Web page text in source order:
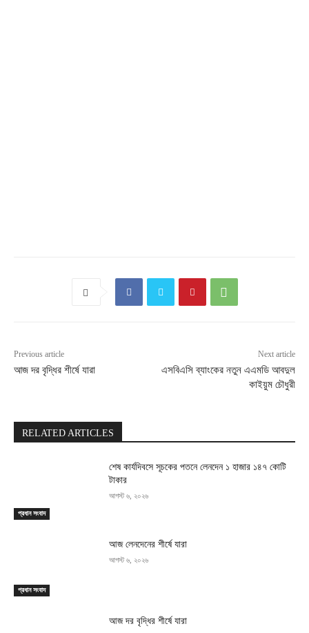
Previous article
আজ দর বৃদ্ধির শীর্ষে যারা
Next article
এসবিএসি ব্যাংকের নতুন এএমডি আবদুল
কাইয়ুম চৌধুরী
RELATED ARTICLES
প্রধান সংবাদ
শেষ কার্যদিবসে সূচকের পতনে লেনদেন ১ হাজার ১৪৭ কোটি
টাকার
আগস্ট ৬, ২০২৬
প্রধান সংবাদ
আজ লেনদেনের শীর্ষে যারা
আগস্ট ৬, ২০২৬
আজ দর বৃদ্ধির শীর্ষে যারা